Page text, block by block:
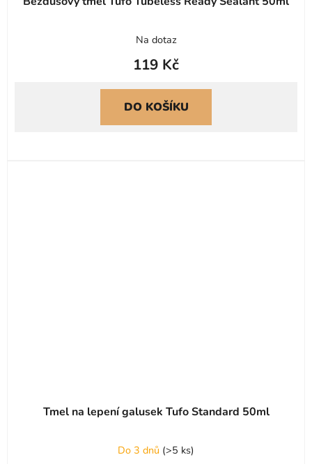
Na dotaz
119 Kč
DO KOŠÍKU
Tmel na lepení galusek Tufo Standard 50ml
Do 3 dnů (>5 ks)